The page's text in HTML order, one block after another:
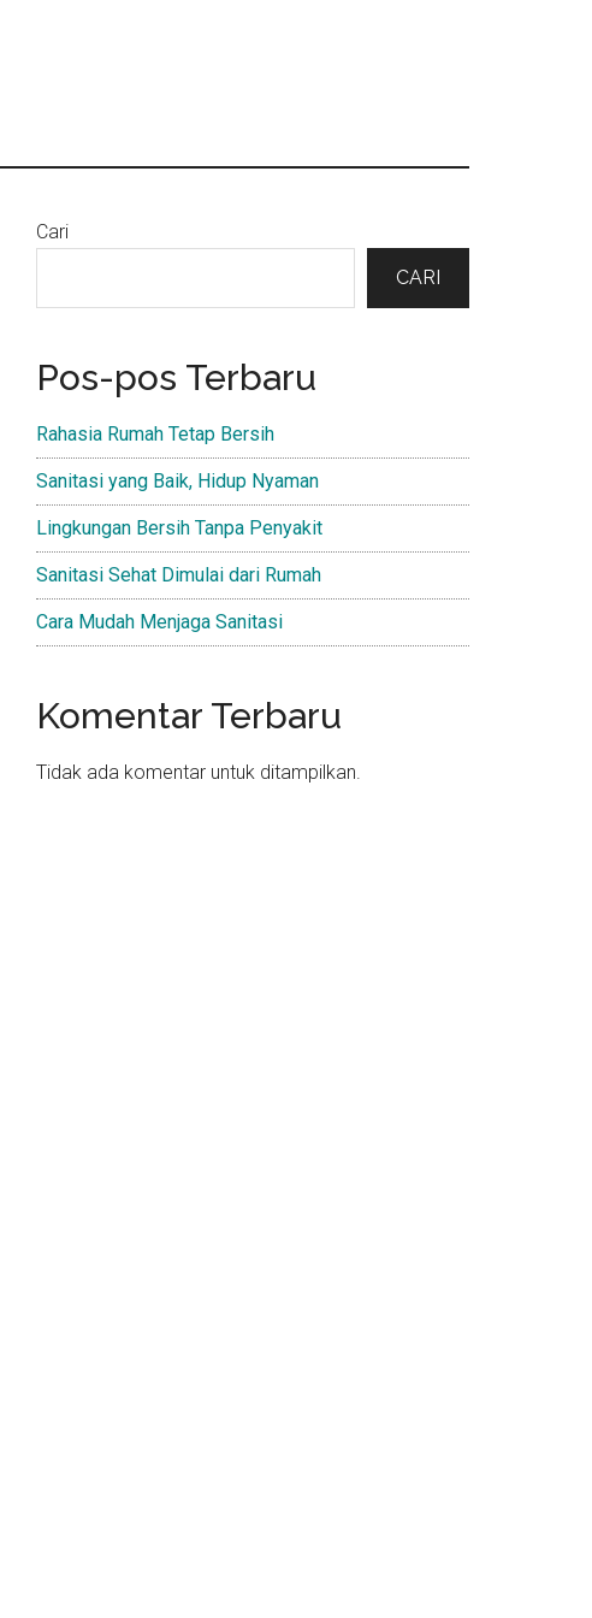
Primary
Cari
CARI
Pos-pos Terbaru
Rahasia Rumah Tetap Bersih
Sanitasi yang Baik, Hidup Nyaman
Lingkungan Bersih Tanpa Penyakit
Sanitasi Sehat Dimulai dari Rumah
Cara Mudah Menjaga Sanitasi
Komentar Terbaru
Tidak ada komentar untuk ditampilkan.